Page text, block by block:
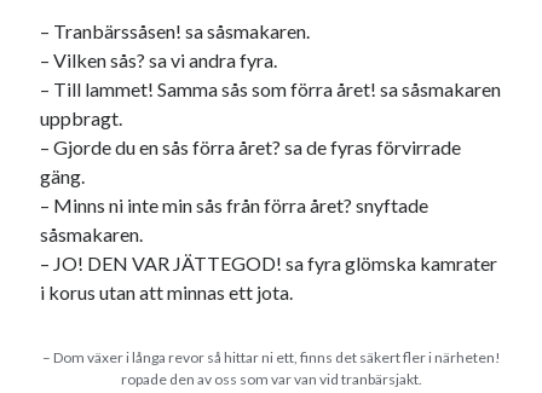
– Tranbärssåsen! sa såsmakaren.
– Vilken sås? sa vi andra fyra.
– Till lammet! Samma sås som förra året! sa såsmakaren
uppbragt.
– Gjorde du en sås förra året? sa de fyras förvirrade
gäng.
– Minns ni inte min sås från förra året? snyftade
såsmakaren.
– JO! DEN VAR JÄTTEGOD! sa fyra glömska kamrater
i korus utan att minnas ett jota.
– Dom växer i långa revor så hittar ni ett, finns det säkert fler i närheten!
ropade den av oss som var van vid tranbärsjakt.